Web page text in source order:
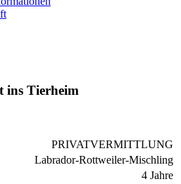
ins Tierheim
PRIVATVERMITTLUNG
Labrador-Rottweiler-Mischling
4 Jahre